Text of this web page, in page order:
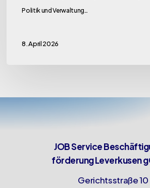
Politik und Verwaltung…
8. April 2026
JOB Service
förderung Leverkusen
Gerichtsstraße 10